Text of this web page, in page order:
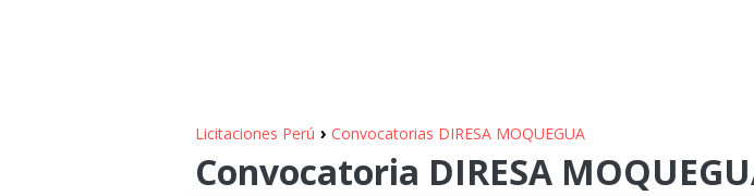
Licitaciones Perú › Convocatorias DIRESA MOQUEGUA
Convocatoria DIRESA